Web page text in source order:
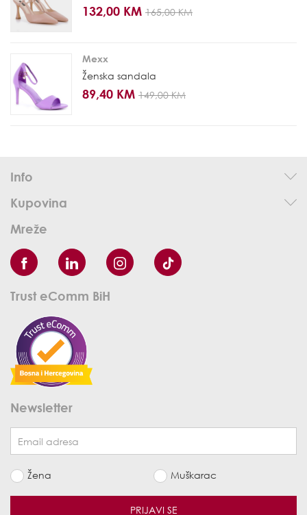
132,00 KM 165,00 KM
Mexx
Ženska sandala
89,40 KM 149,00 KM
Info
Kupovina
Mreže
Trust eComm BiH
Newsletter
Žena Muškarac
PRIJAVI SE